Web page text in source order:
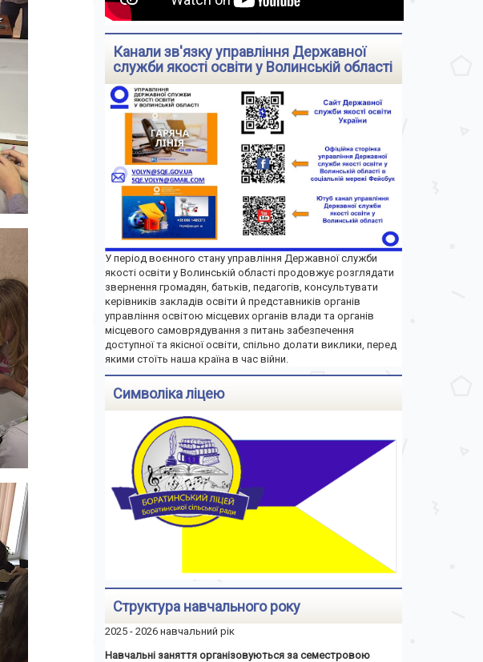
Канали зв'язку управління Державної
служби якості освіти у Волинській області
У період воєнного стану управління Державної служби
якості освіти у Волинській області продовжує розглядати
звернення громадян, батьків, педагогів, консультувати
керівників закладів освіти й представників органів
управління освітою місцевих органів влади та органів
місцевого самоврядування з питань забезпечення
доступної та якісної освіти, спільно долати виклики, перед
якими стоїть наша країна в час війни.
Символіка ліцею
Структура навчального року
2025 - 2026 навчальний рік
Навчальні заняття організовуються за семестровою